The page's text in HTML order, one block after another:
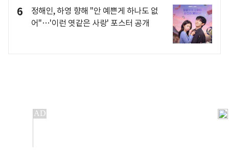
6
정해인, 하영 향해 "안 예쁜게 하나도 없
어"…'이런 엿같은 사랑' 포스터 공개